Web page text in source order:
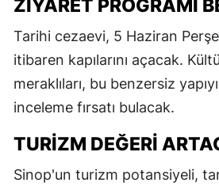
ZIYARET PROGRAMI
Tarihi cezaevi, 5 Haziran
itibaren kapılarını açacak.
meraklıları, bu benzersiz
inceleme fırsatı bulacak.
TURIZM DEĞERI
Sinop'un turizm potansiyeli,